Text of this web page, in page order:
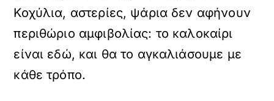
Κοχύλια, αστερίες, ψάρια δεν αφήνουν
περιθώριο αμφιβολίας: το καλοκαίρι
είναι εδώ, και θα το αγκαλιάσουμε με
κάθε τρόπο.